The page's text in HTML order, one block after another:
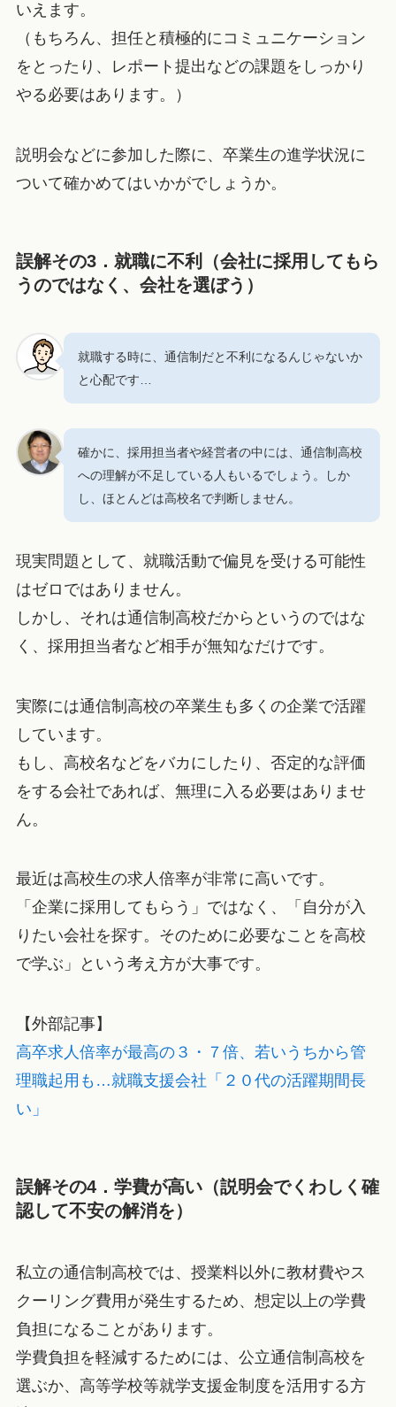
いえます。
（もちろん、担任と積極的にコミュニケーション
をとったり、レポート提出などの課題をしっかり
やる必要はあります。）
説明会などに参加した際に、卒業生の進学状況に
ついて確かめてはいかがでしょうか。
誤解その3．就職に不利（会社に採用してもら
うのではなく、会社を選ぼう）
就職する時に、通信制だと不利になるんじゃないか
と心配です…
確かに、採用担当者や経営者の中には、通信制高校
への理解が不足している人もいるでしょう。しか
し、ほとんどは高校名で判断しません。
現実問題として、就職活動で偏見を受ける可能性
はゼロではありません。
しかし、それは通信制高校だからというのではな
く、採用担当者など相手が無知なだけです。
実際には通信制高校の卒業生も多くの企業で活躍
しています。
もし、高校名などをバカにしたり、否定的な評価
をする会社であれば、無理に入る必要はありませ
ん。
最近は高校生の求人倍率が非常に高いです。
「企業に採用してもらう」ではなく、「自分が入
りたい会社を探す。そのために必要なことを高校
で学ぶ」という考え方が大事です。
【外部記事】
高卒求人倍率が最高の３・７倍、若いうちから管
理職起用も…就職支援会社「２０代の活躍期間長
い」
誤解その4．学費が高い（説明会でくわしく確
認して不安の解消を）
私立の通信制高校では、授業料以外に教材費やス
クーリング費用が発生するため、想定以上の学費
負担になることがあります。
学費負担を軽減するためには、公立通信制高校を
選ぶか、高等学校等就学支援金制度を活用する方